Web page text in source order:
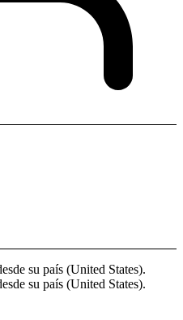
su país (United States).
su país (United States).